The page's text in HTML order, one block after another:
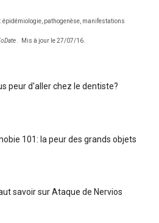
épidémiologie, pathogenèse, manifestations
Mis à jour le 27/07/16.
peur d'aller chez le dentiste?
101: la peur des grands objets
savoir sur Ataque de Nervios